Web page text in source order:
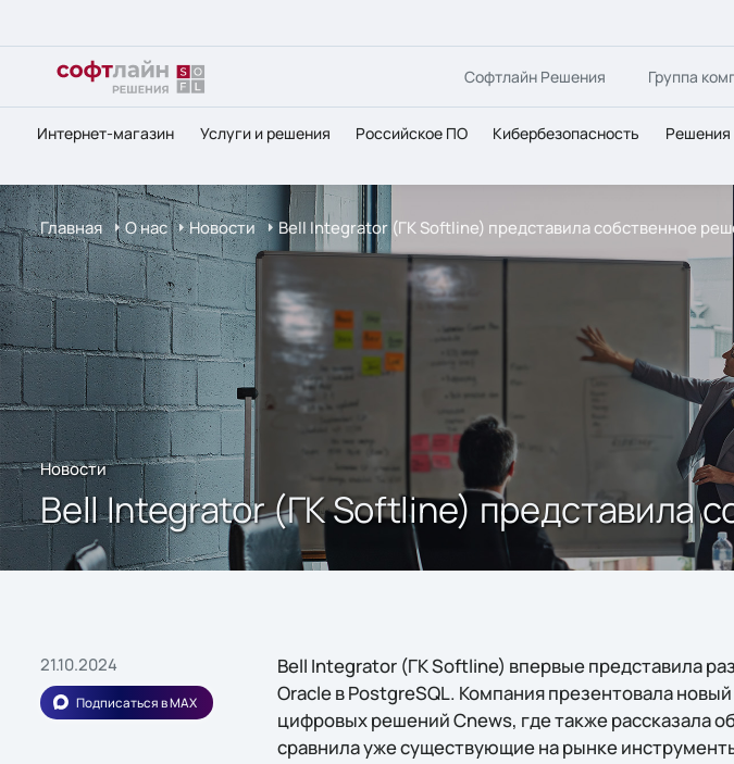
Софтлайн Решения Группа
Интернет-магазин Услуги и решения Российское ПО Кибербезопасность Решения
Главная О нас Новости Bell Integrator (ГК Softline) представила собственное
Новости
Bell Integrator (ГК Softline) представила
21.10.2024
Подписаться в MAX
Bell Integrator (ГК Softline) впервые представила
Oracle в PostgreSQL. Компания презентовала
цифровых решений Cnews, где также рассказала
сравнила уже существующие на рынке